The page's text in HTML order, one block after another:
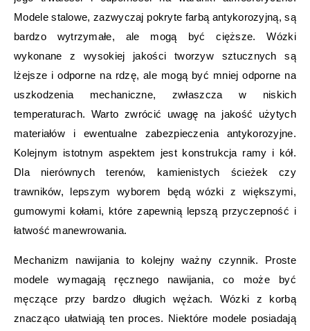
Modele stalowe, zazwyczaj pokryte farbą antykorozyjną, są
bardzo wytrzymałe, ale mogą być cięższe. Wózki
wykonane z wysokiej jakości tworzyw sztucznych są
lżejsze i odporne na rdzę, ale mogą być mniej odporne na
uszkodzenia mechaniczne, zwłaszcza w niskich
temperaturach. Warto zwrócić uwagę na jakość użytych
materiałów i ewentualne zabezpieczenia antykorozyjne.
Kolejnym istotnym aspektem jest konstrukcja ramy i kół.
Dla nierównych terenów, kamienistych ścieżek czy
trawników, lepszym wyborem będą wózki z większymi,
gumowymi kołami, które zapewnią lepszą przyczepność i
łatwość manewrowania.
Mechanizm nawijania to kolejny ważny czynnik. Proste
modele wymagają ręcznego nawijania, co może być
męczące przy bardzo długich wężach. Wózki z korbą
znacząco ułatwiają ten proces. Niektóre modele posiadają